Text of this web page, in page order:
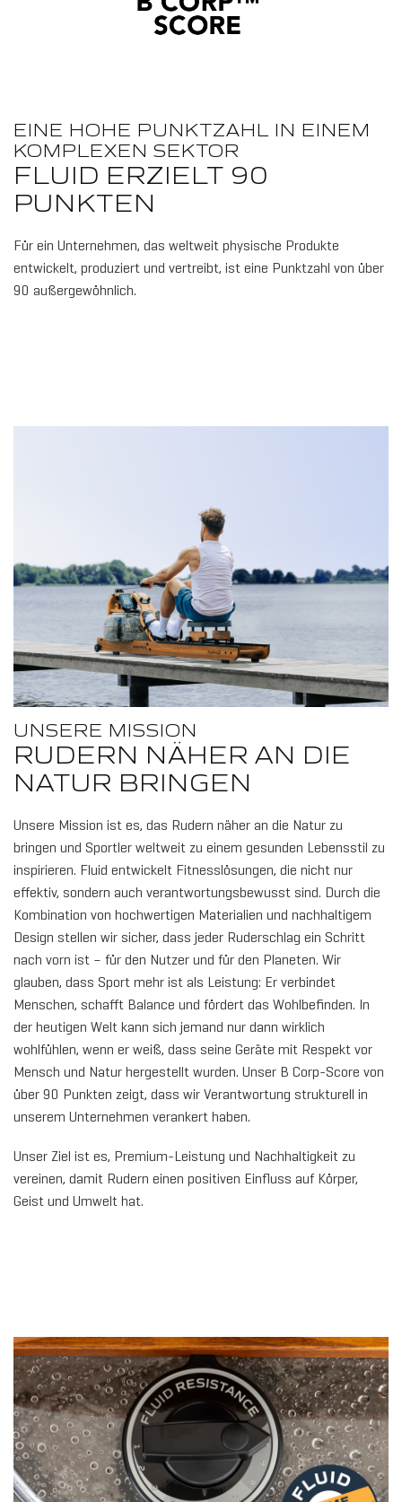
EINE HOHE PUNKTZAHL IN EINEM
KOMPLEXEN SEKTOR
FLUID ERZIELT 90
PUNKTEN
Für ein Unternehmen, das weltweit physische Produkte
entwickelt, produziert und vertreibt, ist eine Punktzahl von über
90 außergewöhnlich.
UNSERE MISSION
RUDERN NÄHER AN DIE
NATUR BRINGEN
Unsere Mission ist es, das Rudern näher an die Natur zu
bringen und Sportler weltweit zu einem gesunden Lebensstil zu
inspirieren. Fluid entwickelt Fitnesslösungen, die nicht nur
effektiv, sondern auch verantwortungsbewusst sind. Durch die
Kombination von hochwertigen Materialien und nachhaltigem
Design stellen wir sicher, dass jeder Ruderschlag ein Schritt
nach vorn ist – für den Nutzer und für den Planeten. Wir
glauben, dass Sport mehr ist als Leistung: Er verbindet
Menschen, schafft Balance und fördert das Wohlbefinden. In
der heutigen Welt kann sich jemand nur dann wirklich
wohlfühlen, wenn er weiß, dass seine Geräte mit Respekt vor
Mensch und Natur hergestellt wurden. Unser B Corp-Score von
über 90 Punkten zeigt, dass wir Verantwortung strukturell in
unserem Unternehmen verankert haben.
Unser Ziel ist es, Premium-Leistung und Nachhaltigkeit zu
vereinen, damit Rudern einen positiven Einfluss auf Körper,
Geist und Umwelt hat.